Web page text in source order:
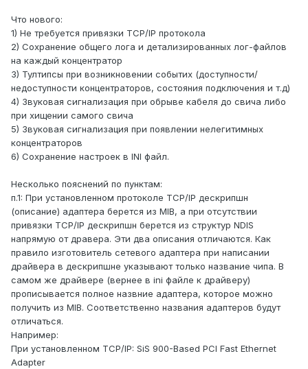
Что нового:
1) Не требуется привязки TCP/IP протокола
2) Сохранение общего лога и детализированных лог-файлов
на каждый концентратор
3) Тултипсы при возникновении событих (доступности/
недоступности концентраторов, состояния подключения и т.д)
4) Звуковая сигнализация при обрыве кабеля до свича либо
при хищении самого свича
5) Звуковая сигнализация при появлении нелегитимных
концентраторов
6) Сохранение настроек в INI файл.
Несколько пояснений по пунктам:
п.1: При установленном протоколе TCP/IP дескрипшн
(описание) адаптера берется из MIB, а при отсутствии
привязки TCP/IP дескрипшн берется из структур NDIS
напрямую от дравера. Эти два описания отличаются. Как
правило изготовитель сетевого адаптера при написании
драйвера в дескрипшне указывают только название чипа. В
самом же драйвере (вернее в ini файле к драйверу)
прописывается полное назвние адаптера, которое можно
получить из MIB. Соответственно названия адаптеров будут
отличаться.
Например:
При установленном TCP/IP: SiS 900-Based PCI Fast Ethernet
Adapter